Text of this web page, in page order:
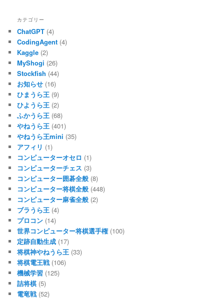
カテゴリー
ChatGPT (4)
CodingAgent (4)
Kaggle (2)
MyShogi (26)
Stockfish (44)
お知らせ (16)
ひまうら王 (9)
ひようら王 (2)
ふかうら王 (68)
やねうら王 (401)
やねうら王mini (35)
アフィリ (1)
コンピューターオセロ (1)
コンピューターチェス (3)
コンピューター囲碁全般 (8)
コンピューター将棋全般 (448)
コンピューター麻雀全般 (2)
ブラうら王 (4)
プロコン (14)
世界コンピューター将棋選手権(100)
定跡自動生成 (17)
将棋神やねうら王 (33)
将棋電王戦 (106)
機械学習 (125)
詰将棋 (5)
電竜戦 (52)